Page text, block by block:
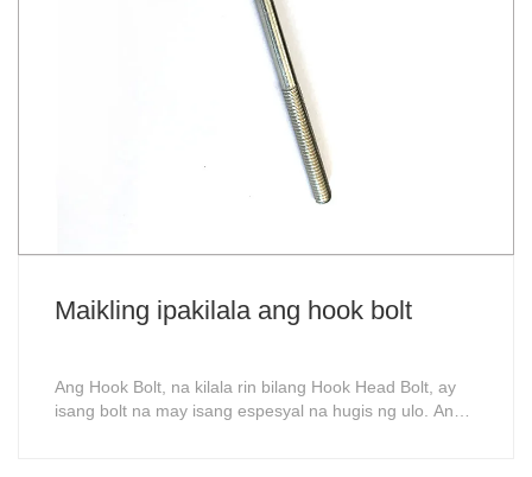
Maikling ipakilala ang hook bolt
Ang Hook Bolt, na kilala rin bilang Hook Head Bolt, ay
isang bolt na may isang espesyal na hugis ng ulo. Ang